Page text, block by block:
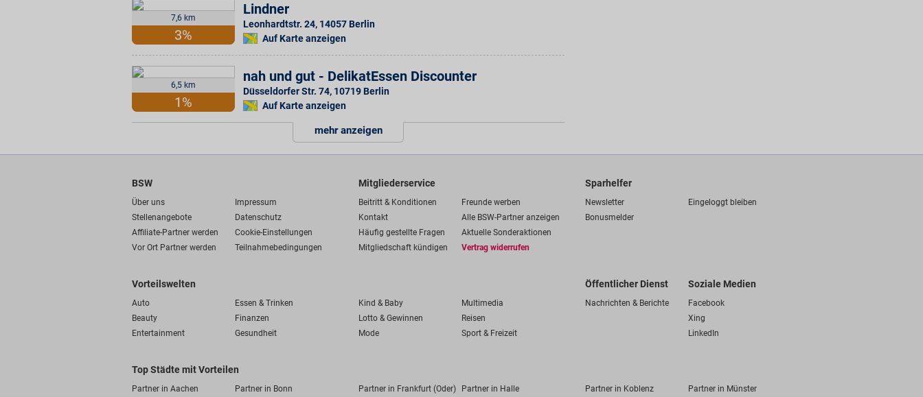
7,6 km
3%
Lindner
Leonhardtstr. 24, 14057 Berlin
Auf Karte anzeigen
6,5 km
1%
nah und gut - DelikatEssen Discounter
Düsseldorfer Str. 74, 10719 Berlin
Auf Karte anzeigen
mehr anzeigen
BSW
Über uns
Impressum
Stellenangebote
Datenschutz
Affiliate-Partner werden
Cookie-Einstellungen
Vor Ort Partner werden
Teilnahmebedingungen
Mitgliederservice
Beitritt & Konditionen
Freunde werben
Kontakt
Alle BSW-Partner anzeigen
Häufig gestellte Fragen
Aktuelle Sonderaktionen
Mitgliedschaft kündigen
Vertrag widerrufen
Sparhelfer
Newsletter
Eingeloggt bleiben
Bonusmelder
Vorteilswelten
Auto Essen & Trinken Kind & Baby
Multimedia
Beauty
Finanzen Lotto & Gewinnen
Reisen
Entertainment
Gesundheit Mode Sport & Freizeit
Öffentlicher Dienst
Nachrichten & Berichte
Soziale Medien
Facebook
Xing
LinkedIn
Top Städte mit Vorteilen
Partner in Aachen Partner in Bonn Partner in Frankfurt (Oder) Partner in Halle Partner in Koblenz Partner in Münster